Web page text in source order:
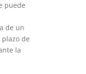
puede
de un
de
la